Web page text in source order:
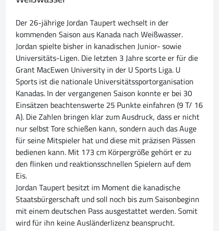
Der 26-jährige Jordan Taupert wechselt in der
kommenden Saison aus Kanada nach Weißwasser.
Jordan spielte bisher in kanadischen Junior- sowie
Universitäts-Ligen. Die letzten 3 Jahre scorte er für die
Grant MacEwen University in der U Sports Liga. U
Sports ist die nationale Universitätssportorganisation
Kanadas. In der vergangenen Saison konnte er bei 30
Einsätzen beachtenswerte 25 Punkte einfahren (9 T/ 16
A). Die Zahlen bringen klar zum Ausdruck, dass er nicht
nur selbst Tore schießen kann, sondern auch das Auge
für seine Mitspieler hat und diese mit präzisen Pässen
bedienen kann. Mit 173 cm Körpergröße gehört er zu
den flinken und reaktionsschnellen Spielern auf dem
Eis.
Jordan Taupert besitzt im Moment die kanadische
Staatsbürgerschaft und soll noch bis zum Saisonbeginn
mit einem deutschen Pass ausgestattet werden. Somit
wird für ihn keine Ausländerlizenz beansprucht.